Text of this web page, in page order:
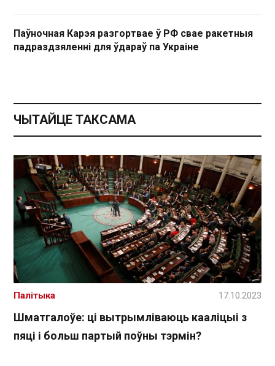
Паўночная Карэя разгортвае ў РФ свае ракетныя
падраздзяленні для ўдараў па Украіне
ЧЫТАЙЦЕ ТАКСАМА
Шматгалоўе: ці вытрымліваюць кааліцыі з
пяці і больш партый поўны тэрмін?
Палітыка 17.10.2023